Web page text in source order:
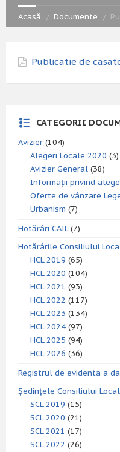
Acasă Documente
Publicatie de
CATEGORII
Avizier (104)
Alegeri Locale 2020 (3)
Avizier General (38)
Informații privind
Oferte de vânzare
Urbanism (7)
Hotărâri CAIL(7)
Hotărârile Consiliului
HCL 2019 (65)
HCL 2020 (104)
HCL 2021 (93)
HCL 2022 (117)
HCL 2023 (134)
HCL 2024 (97)
HCL 2025 (94)
HCL 2026 (36)
Registrul de evidenta a
Ședințele Consiliului Local
SCL 2019 (15)
SCL 2020 (21)
SCL 2021 (17)
SCL 2022 (26)